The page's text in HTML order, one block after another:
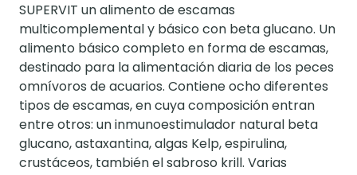
SUPERVIT un alimento de escamas
multicomplemental y básico con beta glucano. Un
alimento básico completo en forma de escamas,
destinado para la alimentación diaria de los peces
omnívoros de acuarios. Contiene ocho diferentes
tipos de escamas, en cuya composición entran
entre otros: un inmunoestimulador natural beta
glucano, astaxantina, algas Kelp, espirulina,
crustáceos, también el sabroso krill. Varias